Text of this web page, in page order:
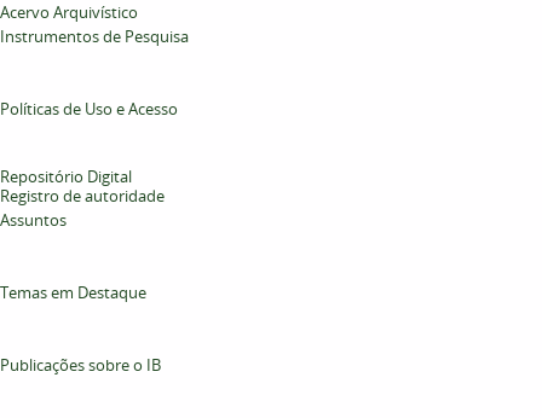
Acervo Arquivístico
Instrumentos de Pesquisa
Políticas de Uso e Acesso
Repositório Digital
Registro de autoridade
Assuntos
Temas em Destaque
Publicações sobre o IB